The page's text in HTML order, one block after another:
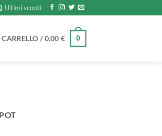
Ultimi sconti
CARRELLO /0,00€ 0